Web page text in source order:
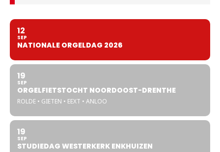
12
SEP
NATIONALE ORGELDAG 2026
19
SEP
ORGELFIETSTOCHT NOORDOOST-DRENTHE
ROLDE • GIETEN • EEXT • ANLOO
19
SEP
STUDIEDAG WESTERKERK ENKHUIZEN